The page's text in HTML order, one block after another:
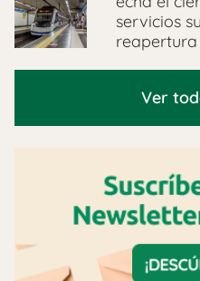
servicios
reapertura
Ver